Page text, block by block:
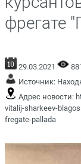
фрегате
29.03.2021
Источник:
Адрес новости:
vitalij-sharkeev-
fregate-pallada